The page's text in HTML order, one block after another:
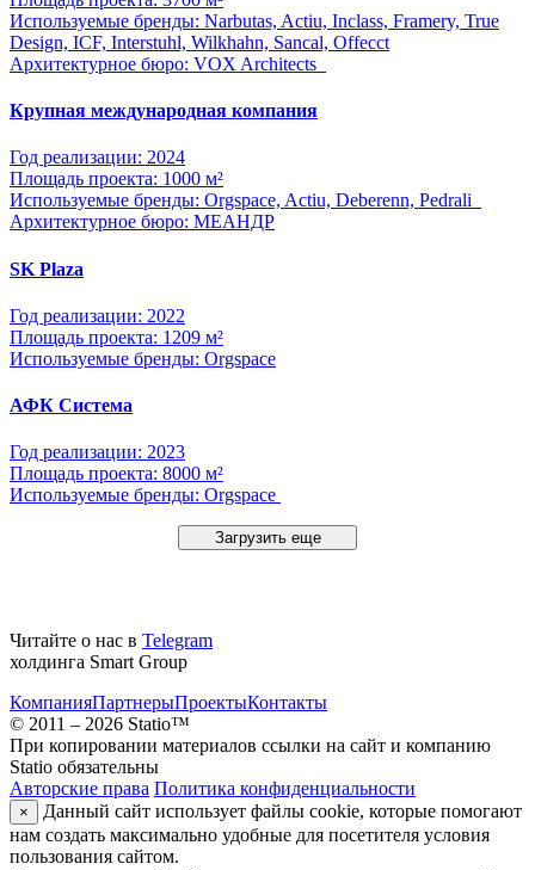
Используемые бренды: Narbutas, Actiu, Inclass, Framery, True
Design, ICF, Interstuhl, Wilkhahn, Sancal, Offecct
Архитектурное бюро: VOX Architects
Крупная международная компания
Год реализации: 2024
Площадь проекта: 1000 м²
Используемые бренды: Orgspace, Actiu, Deberenn, Pedrali
Архитектурное бюро: МЕАНДР
SK Plaza
Год реализации: 2022
Площадь проекта: 1209 м²
Используемые бренды: Orgspace
АФК Система
Год реализации: 2023
Площадь проекта: 8000 м²
Используемые бренды: Orgspace
Загрузить еще
Читайте о нас в Telegram
холдинга Smart Group
КомпанияПартнерыПроектыКонтакты
© 2011 – 2026 Statio™
При копировании материалов ссылки на сайт и компанию
Statio обязательны
Авторские права Политика конфиденциальности
×
Данный сайт использует файлы cookie, которые помогают
нам создать максимально удобные для посетителя условия
пользования сайтом.